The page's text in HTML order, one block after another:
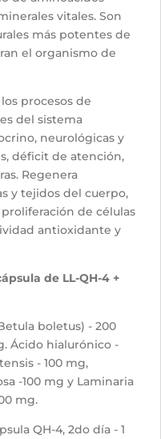
vitales. Son
más potentes de
el organismo de
procesos de
del sistema
neurológicas y
déficit de atención,
Regenera
y tejidos del cuerpo,
de células
antioxidante y
de LL-QH-4 +
boletus) - 200
Ácido hialurónico -
- 100 mg,
-100 mg y Laminaria
mg.
QH-4, 2do día - 1